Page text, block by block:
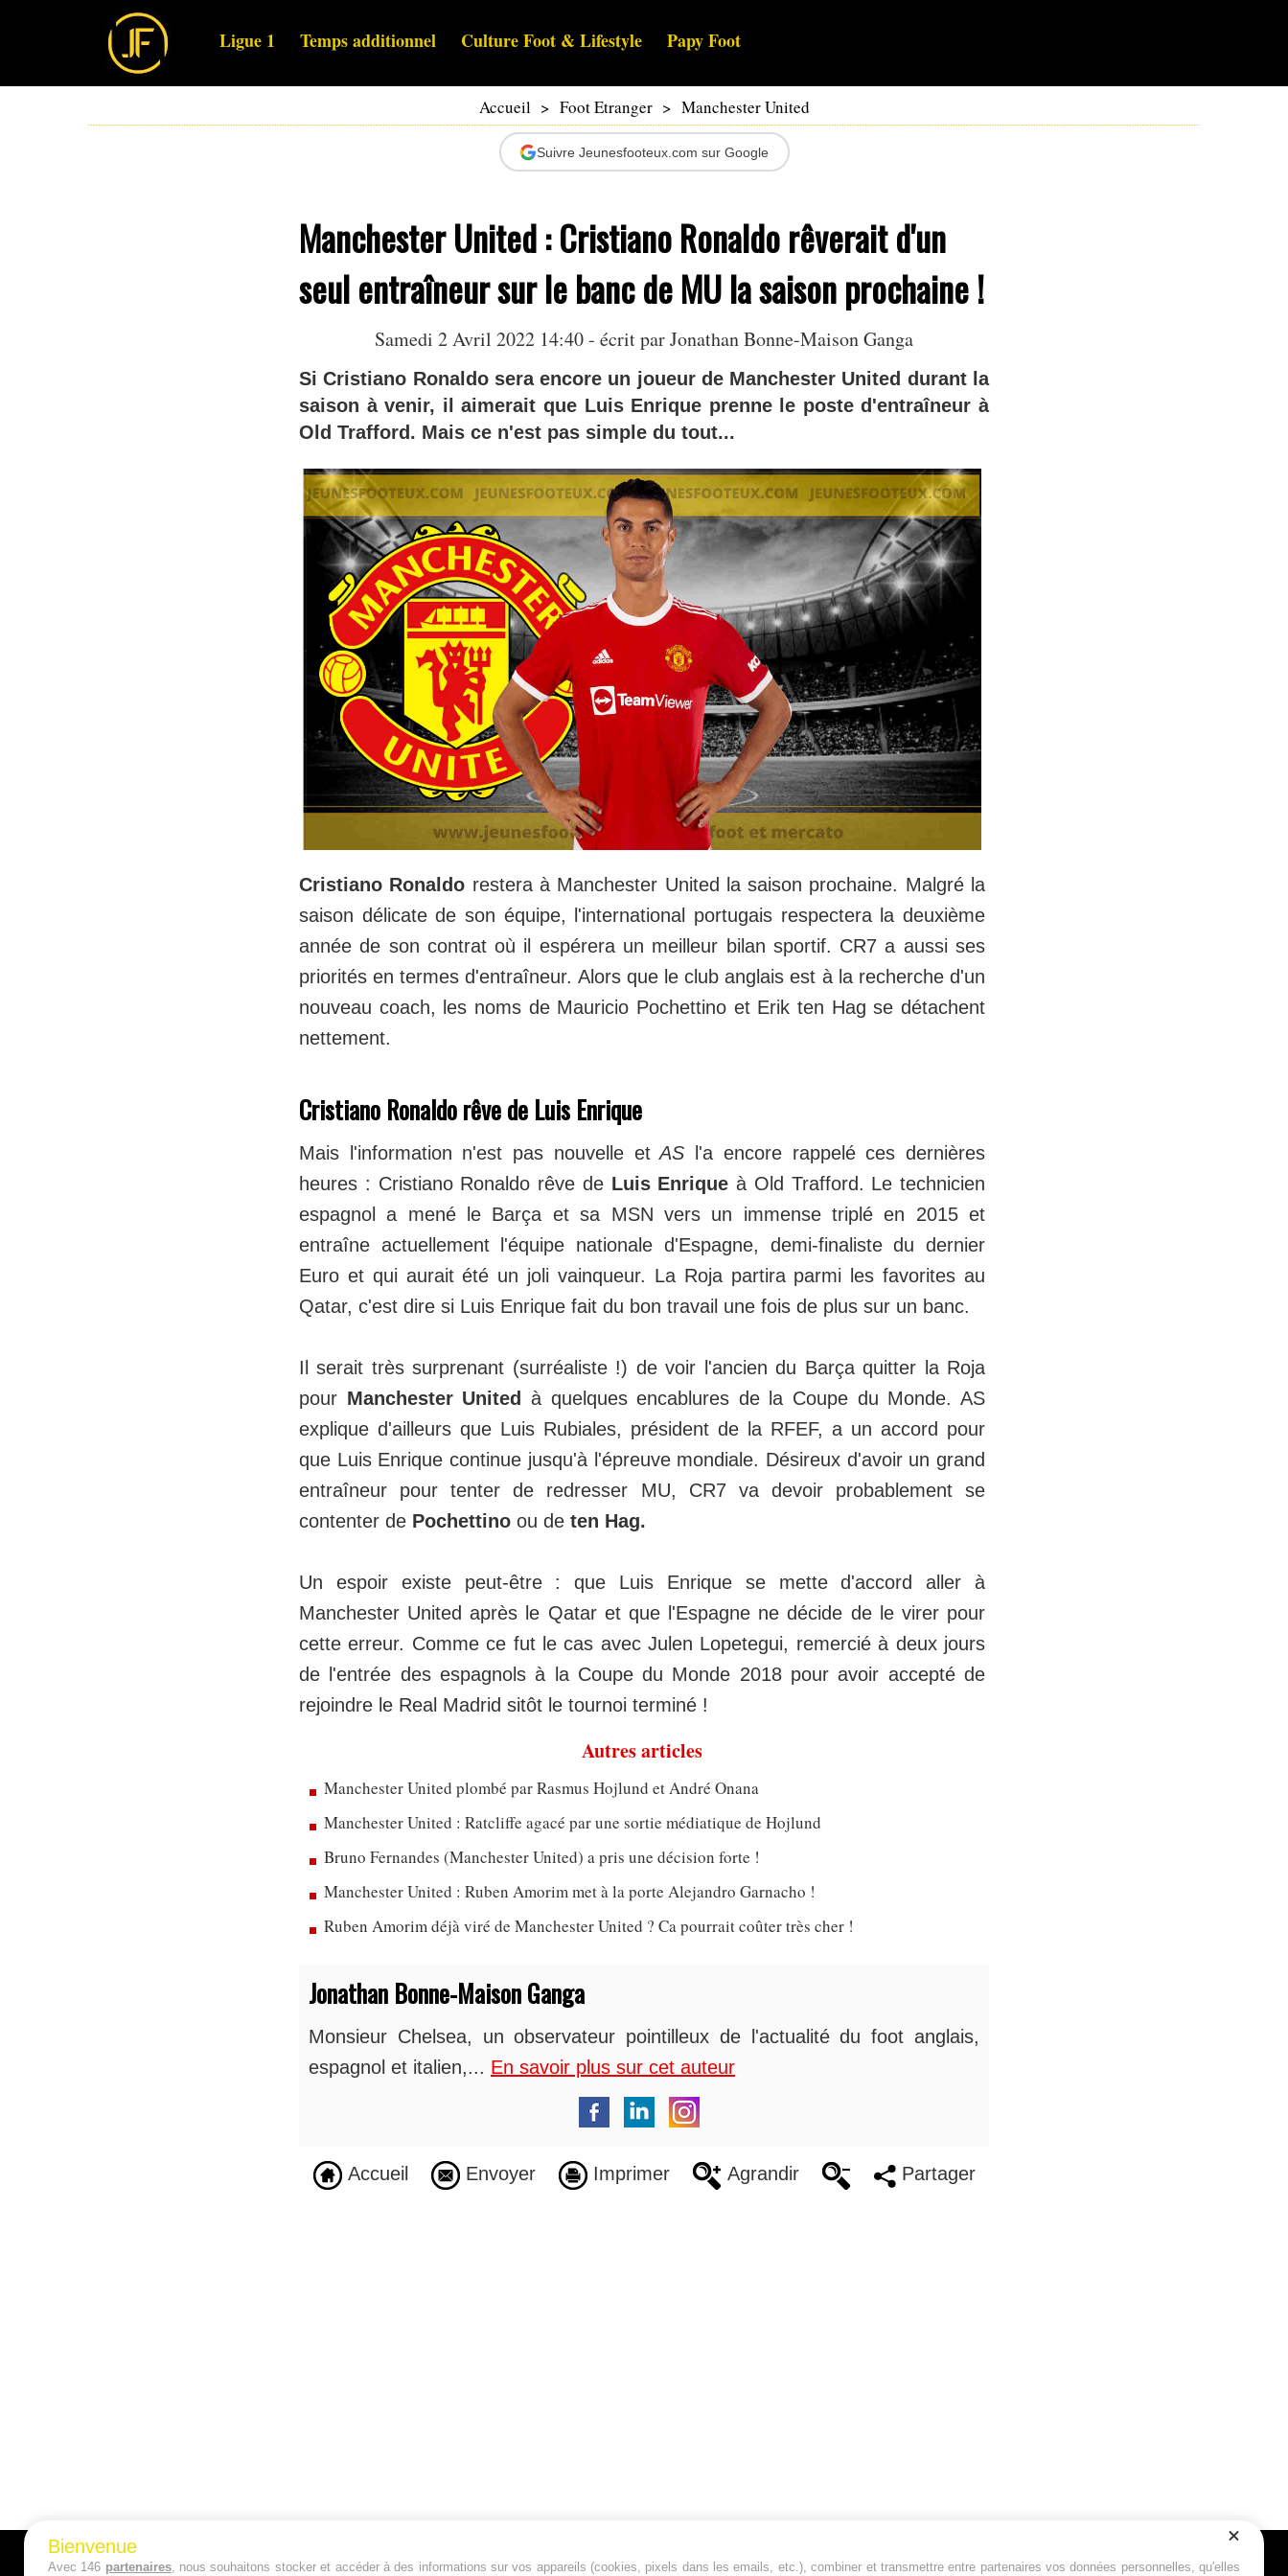
Ligue 1 Temps additionnel Culture Foot & Lifestyle Papy Foot
Accueil > Foot Etranger > Manchester United
Suivre Jeunesfooteux.com sur Google
Manchester United : Cristiano Ronaldo rêverait d'un
seul entraîneur sur le banc de MU la saison prochaine !
Samedi 2 Avril 2022 14:40 - écrit parJonathan Bonne-Maison Ganga
Si Cristiano Ronaldo sera encore un joueur de Manchester United durant la
saison à venir, il aimerait que Luis Enrique prenne le poste d'entraîneur à
Old Trafford. Mais ce n'est pas simple du tout...
Cristiano Ronaldo restera à Manchester United la saison prochaine. Malgré la
saison délicate de son équipe, l'international portugais respectera la deuxième
année de son contrat où il espérera un meilleur bilan sportif. CR7 a aussi ses
priorités en termes d'entraîneur. Alors que le club anglais est à la recherche d'un
nouveau coach, les noms de Mauricio Pochettino et Erik ten Hag se détachent
nettement.
Cristiano Ronaldo rêve de Luis Enrique
Mais l'information n'est pas nouvelle etAS l'a encore rappelé ces dernières
heures : Cristiano Ronaldo rêve de Luis Enrique à Old Trafford. Le technicien
espagnol a mené le Barça et sa MSN vers un immense triplé en 2015 et
entraîne actuellement l'équipe nationale d'Espagne, demi-finaliste du dernier
Euro et qui aurait été un joli vainqueur. La Roja partira parmi les favorites au
Qatar, c'est dire si Luis Enrique fait du bon travail une fois de plus sur un banc.
Il serait très surprenant (surréaliste !) de voir l'ancien du Barça quitter la Roja
pour Manchester United
à quelques encablures de la Coupe du Monde. AS
explique d'ailleurs que Luis Rubiales, président de la RFEF, a un accord pour
que Luis Enrique continue jusqu'à l'épreuve mondiale. Désireux d'avoir un grand
entraîneur pour tenter de redresser MU, CR7 va devoir probablement se
contenter de Pochettino ou de ten Hag.
Un espoir existe peut-être : que Luis Enrique se mette d'accord aller à
Manchester United après le Qatar et que l'Espagne ne décide de le virer pour
cette erreur. Comme ce fut le cas avec Julen Lopetegui, remercié à deux jours
de l'entrée des espagnols à la Coupe du Monde 2018 pour avoir accepté de
rejoindre le Real Madrid sitôt le tournoi terminé !
Autres articles
Manchester United plombé par Rasmus Hojlund et André Onana
Manchester United : Ratcliffe agacé par une sortie médiatique de Hojlund
Bruno Fernandes (Manchester United) a pris une décision forte !
Manchester United : Ruben Amorim met à la porte Alejandro Garnacho !
Ruben Amorim déjà viré de Manchester United ? Ca pourrait coûter très cher !
Jonathan Bonne-Maison Ganga
Monsieur Chelsea, un observateur pointilleux de l'actualité du foot anglais,
espagnol et italien,... En savoir plus sur cet auteur
Accueil Envoyer Imprimer Agrandir Partager
Bienvenue
Avec 146 partenaires, nous souhaitons stocker et accéder à des informations sur vos appareils (cookies, pixels dans les emails, etc.), combiner et transmettre entre partenaires vos données personnelles, qu'elles